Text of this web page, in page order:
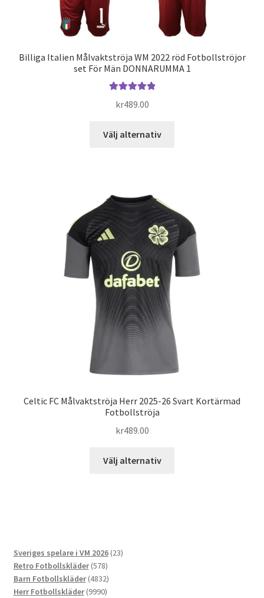
Billiga Italien Målvaktströja WM 2022 röd Fotbollströjor
set För Män DONNARUMMA 1
kr489.00
Välj alternativ
De
olika
alternativen
kan
väljas
Celtic FC Målvaktströja Herr 2025-26 Svart Kortärmad
Fotbollströja
kr489.00
Välj alternativ
Sveriges spelare i VM 2026 2323
Retro Fotbollskläder 578578
produkter
Barn Fotbollskläder 48324832
produkter
Herr Fotbollskläder 99909990